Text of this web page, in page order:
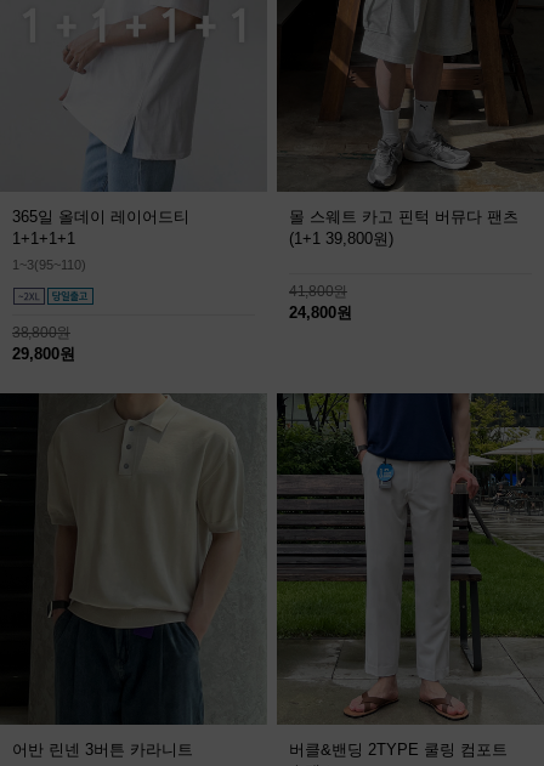
365일 올데이 레이어드티
1+1+1+1
1~3(95~110)
38,800원
29,800원
몰 스웨트 카고 핀턱 버뮤다 팬츠
(1+1 39,800원)
41,800원
24,800원
어반 린넨 3버튼 카라니트
버클&밴딩 2TYPE 쿨링 컴포트